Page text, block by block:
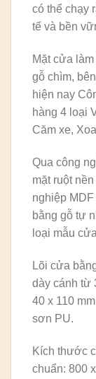
có thể chạy
tế và bền
Mặt cửa
gỗ chìm,
hiện nay
hàng 4 loại
Căm xe,
Qua công
mặt ruột
nghiệp
bằng gỗ tự
loại mẫu
Lõi cửa
dày cánh từ
40 x 110
sơn PU.
Kích thước
chuẩn: 800